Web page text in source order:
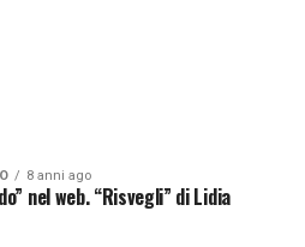
8 anni ago
nel web. “Risvegli” di Lidia